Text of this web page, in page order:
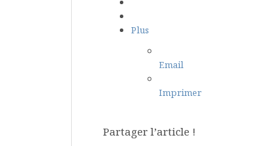
Plus
Email
Imprimer
Partager l’article !